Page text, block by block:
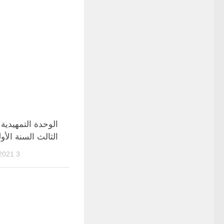
الوحدة
الثالث السنة
3 OCTOBRE 2021